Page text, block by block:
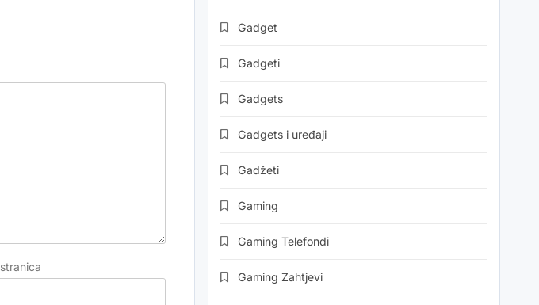
Gadget
Gadgeti
Gadgets
Gadgets i uređaji
Gadžeti
Gaming
Gaming Telefondi
Gaming Zahtjevi